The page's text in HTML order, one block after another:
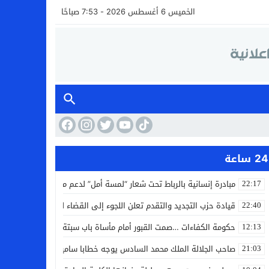
الخميس 6 أغسطس 2026 - 7:53 صباحًا
24 ساعة
22:17 مبادرة إنسانية بالرباط تحت شعار “لمسة أمل” لدعم مرضى السرطان
22:40 قيادة حزب التجديد والتقدم تعلن اللجوء إلى القضاء لمواجهة ما
12:13 حكومة الكفاءات …صمت القبور أمام مأساة باب سبتة
21:03 صاحب الجلالة الملك محمد السادس يوجه خطابا ساميا إلى الأمة